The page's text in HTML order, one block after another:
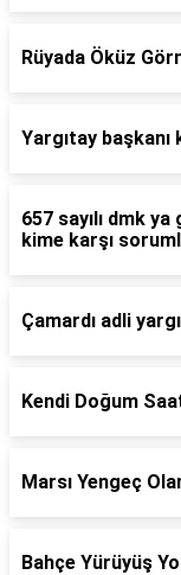
Rüyada Öküz
Yargıtay başkanı
657 sayılı dmk
kime karşı
Çamardı adli
Kendi Doğum
Marsı Yengeç
Bahçe Yürüyüş